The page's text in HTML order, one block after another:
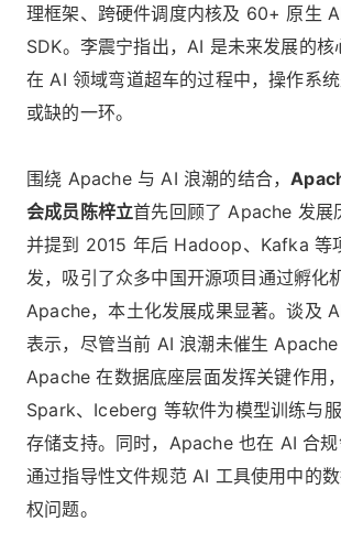
理框架、跨硬件调度内核及 60+ 原生
SDK。李震宁指出，AI 是未来发展的核
在 AI 领域弯道超车的过程中，操作系
或缺的一环。
围绕 Apache 与 AI 浪潮的结合，
会成员陈梓立首先回顾了 Apache 发展
并提到 2015 年后 Hadoop、Kafka 等
发，吸引了众多中国开源项目通过孵化
Apache，本土化发展成果显著。谈及
表示，尽管当前 AI 浪潮未催生
Apache 在数据底座层面发挥关键作用
Spark、Iceberg 等软件为模型训练与
存储支持。同时，Apache 也在 AI 合规
通过指导性文件规范 AI 工具使用中的
权问题。